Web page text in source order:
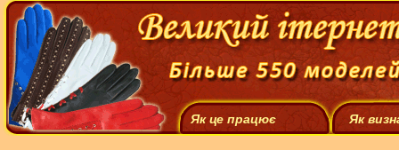
Як це працює Як